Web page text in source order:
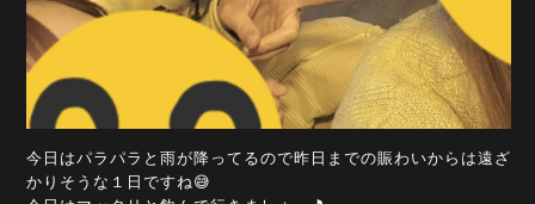
今日はパラパラと雨が降ってるので昨日までの賑わいからは遠ざ
かりそうな１日ですね😅